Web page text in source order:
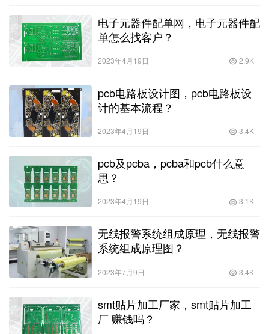
电子元器件配单网，电子元器件配
单怎么找客户？
2023年4月19日 2.9K
pcb电路板设计图，pcb电路板设
计的基本流程？
2023年4月19日 3.4K
pcb及pcba，pcba和pcb什么意
思？
2023年4月19日 3.1K
无线报警系统组成原理，无线报警
系统组成原理图？
2023年7月9日 3.4K
smt贴片加工厂家，smt贴片加工
厂 赚钱吗？